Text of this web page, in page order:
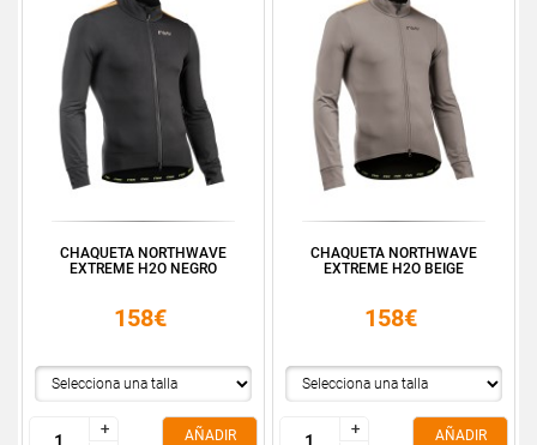
CHAQUETA NORTHWAVE
EXTREME H2O NEGRO
158€
+
+
AÑADIR
CHAQUETA NORTHWAVE
EXTREME H2O BEIGE
158€
+
+
AÑADIR